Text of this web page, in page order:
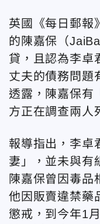
英國《每日郵報
的陳嘉保（
貸，且認為李卓
丈夫的債務問題
透露，陳嘉保有
方正在調查兩人
報導指出，李卓
妻」，並未與有
陳嘉保曾因毒品
他因販賣違禁藥
懲戒，到今年1